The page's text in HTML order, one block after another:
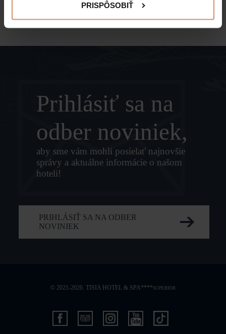
PRISPÔSOBIŤ
Prihlásiť sa na
odber noviniek,
aby sme vám mohli posielať najnovšie
správy a aktuálne informácie o našom
hoteli!
PRIHLÁSIŤ SA NA ODBER
NOVINIEK
© 2021-2026. TISIA HOTEL & SPA**** SUPERIOR